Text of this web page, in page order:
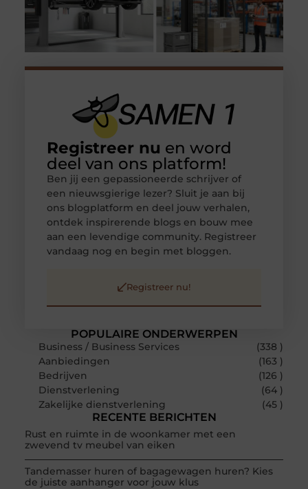
POPULAIRE ONDERWERPEN
Business / Business Services
(338 )
Aanbiedingen
(163 )
Bedrijven
(126 )
Dienstverlening
(64 )
Zakelijke dienstverlening
(45 )
RECENTE BERICHTEN
Rust en ruimte in de woonkamer met een
zwevend tv meubel van eiken
Tandemasser huren of bagagewagen huren? Kies
de juiste aanhanger voor jouw klus
Registreer nu en word
deel van ons platform!
Ben jij een gepassioneerde schrijver of
een nieuwsgierige lezer? Sluit je aan bij
ons blogplatform en deel jouw verhalen,
ontdek inspirerende blogs en bouw mee
aan een levendige community. Registreer
vandaag nog en begin met bloggen.
Registreer nu!